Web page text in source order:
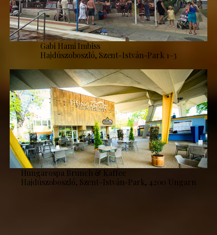
Gabi Hami Imbiss
Hajdúszoboszló, Szent-István-Park 1–3
Hungarospa Brunch & Kaffee
Hajdúszoboszló, Szent-István-Park, 4200 Ungarn